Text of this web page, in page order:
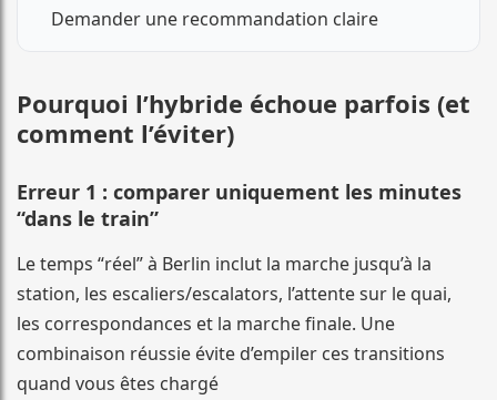
Demander une recommandation claire
Pourquoi l’hybride échoue parfois (et
comment l’éviter)
Erreur 1 : comparer uniquement les minutes
“dans le train”
Le temps “réel” à Berlin inclut la marche jusqu’à la
station, les escaliers/escalators, l’attente sur le quai,
les correspondances et la marche finale. Une
combinaison réussie évite d’empiler ces transitions
quand vous êtes chargé